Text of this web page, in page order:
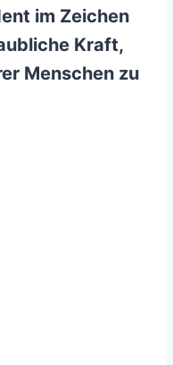
im Zeichen
Kraft,
Menschen zu